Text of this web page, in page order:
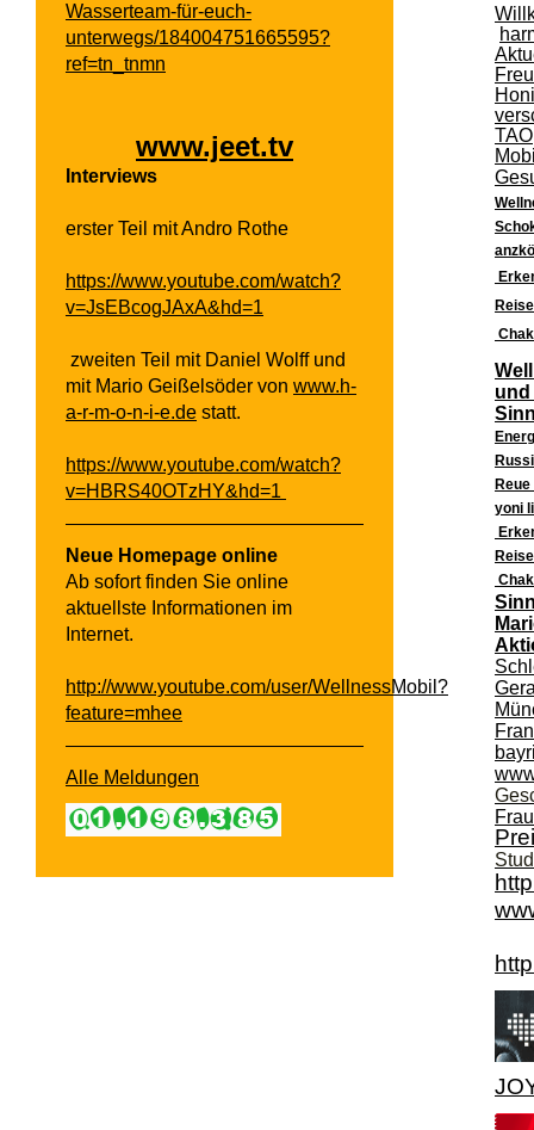
Wasserteam-für-euch-
unterwegs/184004751665595?
ref=tn_tnmn
www.jeet.tv
Interviews
erster Teil mit Andro Rothe
https://www.youtube.com/watch?
v=JsEBcogJAxA&hd=1
zweiten Teil mit Daniel Wolff und
mit Mario Geißelsöder von www.h-
a-r-m-o-n-i-e.de statt.
https://www.youtube.com/watch?
v=HBRS40OTzHY&hd=1
Neue Homepage online
Ab sofort finden Sie online
aktuellste Informationen im
Internet.
http://www.youtube.com/user/WellnessMobil?
feature=mhee
Alle Meldungen
und
yoni
Frau